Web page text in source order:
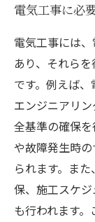
電気工事に必
電気工事には
あり、それら
です。例えば
エンジニアリ
全基準の確保
や故障発生時
られます。ま
保、施工スケ
も行われます